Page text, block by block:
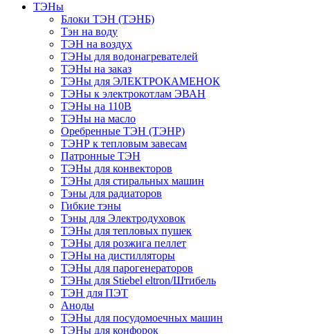
ТЭНы
Блоки ТЭН (ТЭНБ)
Тэн на воду
ТЭН на воздух
ТЭНы для водонагревателей
ТЭНы на заказ
ТЭНы для ЭЛЕКТРОКАМЕНОК
ТЭНы к электрокотлам ЭВАН
ТЭНы на 110В
ТЭНы на масло
Оребренные ТЭН (ТЭНР)
ТЭНР к тепловым завесам
Патронные ТЭН
ТЭНы для конвекторов
ТЭНы для стиральных машин
Тэны для радиаторов
Гибкие тэны
Тэны для Электродуховок
ТЭНы для тепловых пушек
ТЭНы для розжига пеллет
ТЭНы на дистилляторы
ТЭНы для парогенераторов
ТЭНы для Stiebel eltron/Штибель
ТЭН для ПЭТ
Аноды
ТЭНы для посудомоечных машин
ТЭНы для конфорок